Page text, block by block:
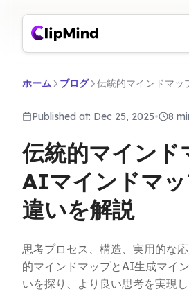
ホーム ブログ
Published at: Dec 25, 2025• 8
伝統的マインド
AIマインドマ
違いを解説
思考プロセス、構造、実用的な
的マインドマップとAI生成マイ
いを探り、より良い思考を実現し